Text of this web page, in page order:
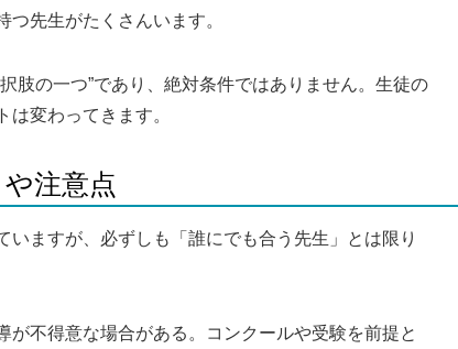
先生がたくさんいます。
肢の一つ”であり、絶対条件ではありません。生徒の
は変わってきます。
注意点
ますが、必ずしも「誰にでも合う先生」とは限り
不得意な場合がある。コンクールや受験を前提と